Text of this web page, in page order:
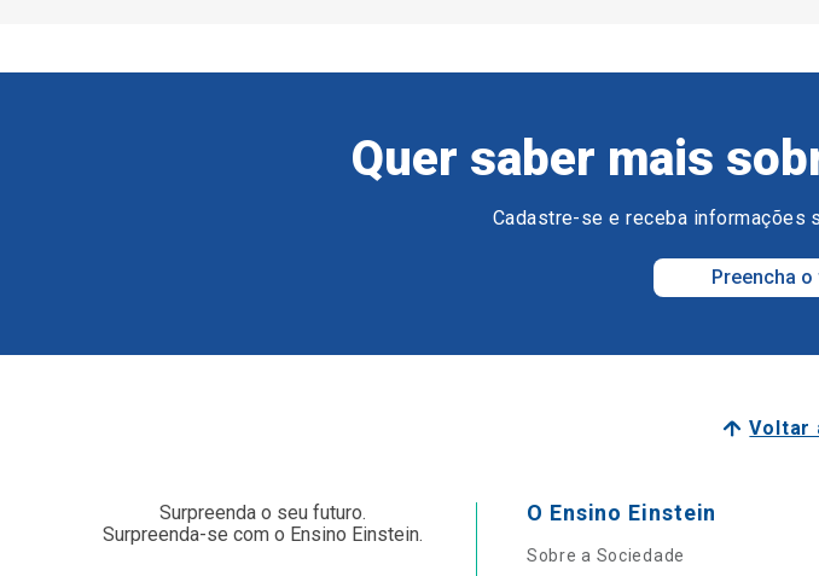
Quer saber mais
Cadastre-se e receba informações
Preencha
Voltar
Surpreenda o seu futuro.
Surpreenda-se com o Ensino Einstein.
O Ensino Einstein
Sobre a Sociedade